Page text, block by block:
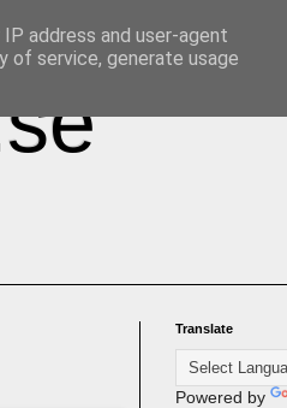
Translate
Powered by
address and user-agent
of service, generate usage